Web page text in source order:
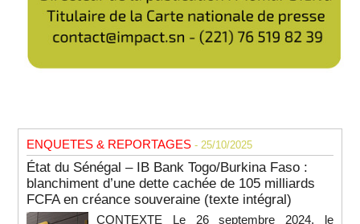
ENQUETES & REPORTAGES - 25/10/2025
État du Sénégal – IB Bank Togo/Burkina Faso :
blanchiment d’une dette cachée de 105 milliards
FCFA en créance souveraine (texte intégral)
CONTEXTE Le 26 septembre 2024, le